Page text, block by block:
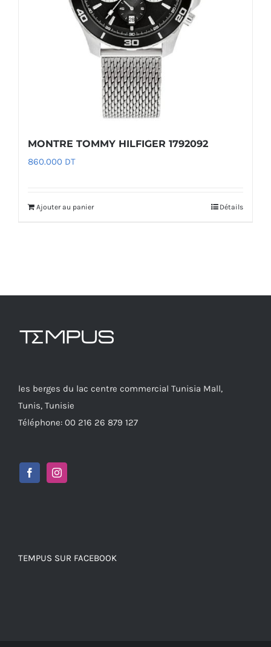
MONTRE TOMMY HILFIGER 1792092
860.000 DT
Ajouter au panier Détails
les berges du lac centre commercial Tunisia Mall,
Tunis, Tunisie
Téléphone: 00 216 26 879 127
TEMPUS SUR FACEBOOK